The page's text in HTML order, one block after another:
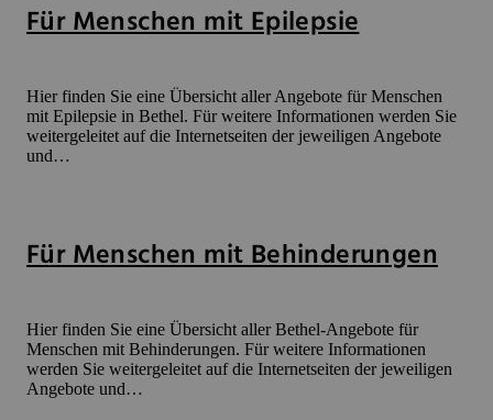
Für Menschen mit Epilepsie
Hier finden Sie eine Übersicht aller Angebote für Menschen
mit Epilepsie in Bethel. Für weitere Informationen werden Sie
weitergeleitet auf die Internetseiten der jeweiligen Angebote
und…
Für Menschen mit Behinderungen
Hier finden Sie eine Übersicht aller Bethel-Angebote für
Menschen mit Behinderungen. Für weitere Informationen
werden Sie weitergeleitet auf die Internetseiten der jeweiligen
Angebote und…